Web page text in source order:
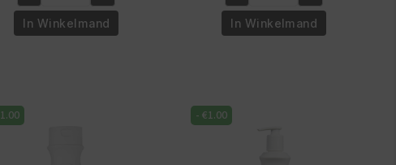
€6.95.€5.95.
Cocoa
Butter
3.5oz/100g
In Winkelmand
€12.95.€11.95.
Cocoa
Butter
7.25oz/200g
In Winkelmand
1.00 - €1.00